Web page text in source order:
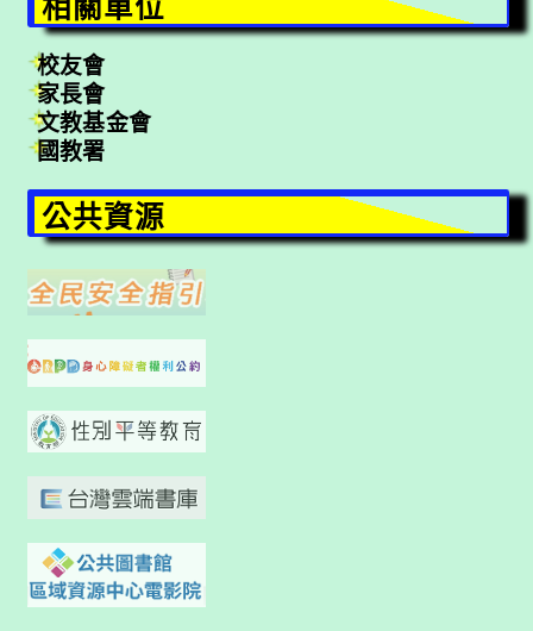
校友會
家長會
文教基金會
國教署
公共資源